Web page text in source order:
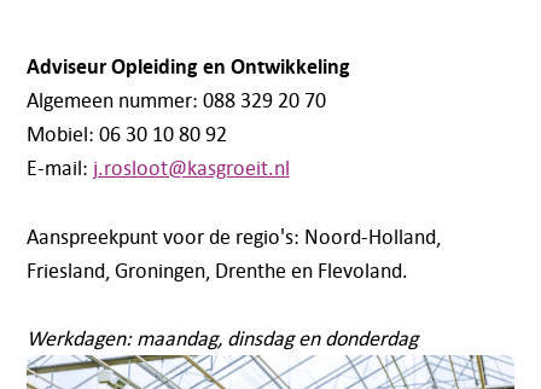
Adviseur Opleiding en Ontwikkeling
Algemeen nummer: 088 329 20 70
Mobiel: 06 30 10 80 92
E-mail: j.rosloot@kasgroeit.nl
Aanspreekpunt voor de regio's: Noord-Holland,
Friesland, Groningen, Drenthe en Flevoland.
Werkdagen: maandag, dinsdag en donderdag